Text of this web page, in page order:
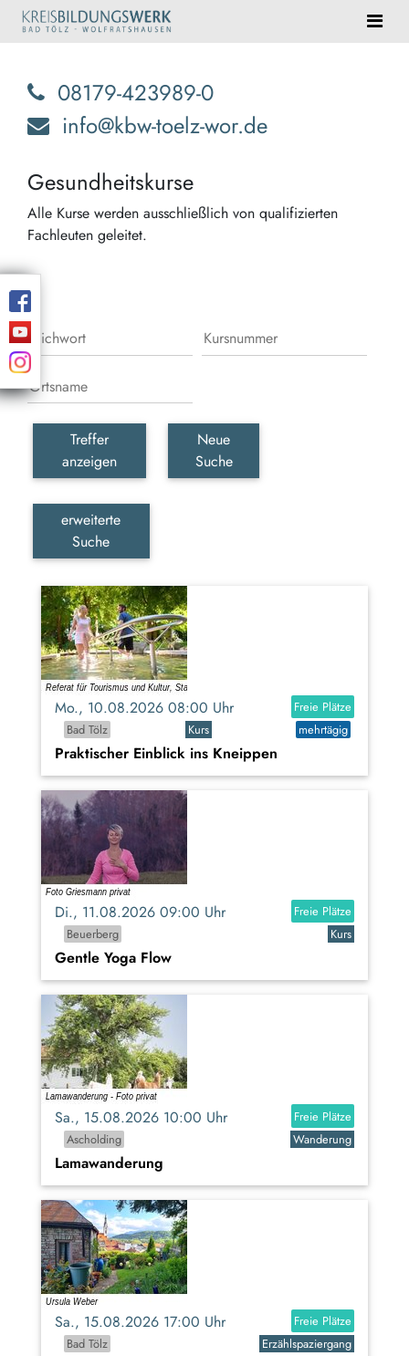
08179-423989-0
info@kbw-toelz-wor.de
Gesundheitskurse
Alle Kurse werden ausschließlich von qualifizierten
Fachleuten geleitet.
Treffer
anzeigen
Neue
Suche
erweiterte
Suche
Mo., 10.08.2026 08:00 Uhr
Freie Plätze
Bad Tölz
Kurs mehrtägig
Praktischer Einblick ins Kneippen
Di., 11.08.2026 09:00 Uhr
Freie Plätze
Beuerberg
Kurs
Gentle Yoga Flow
Sa., 15.08.2026 10:00 Uhr
Freie Plätze
Ascholding
Wanderung
Lamawanderung
Sa., 15.08.2026 17:00 Uhr
Freie Plätze
Bad Tölz
Erzählspaziergang